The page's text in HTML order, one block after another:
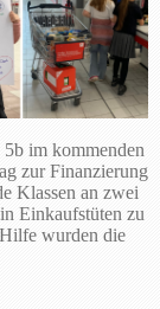
im kommenden
zur Finanzierung
Klassen an zwei
Einkaufstüten zu
wurden die